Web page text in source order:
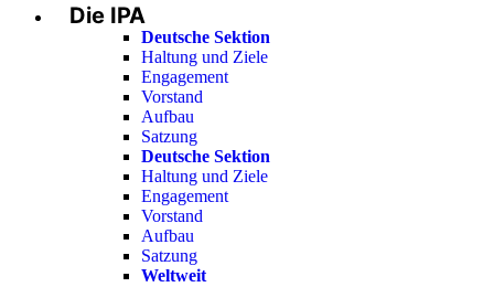
Menu
Die IPA
Deutsche Sektion
Haltung und Ziele
Engagement
Vorstand
Aufbau
Satzung
Deutsche Sektion
Haltung und Ziele
Engagement
Vorstand
Aufbau
Satzung
Weltweit